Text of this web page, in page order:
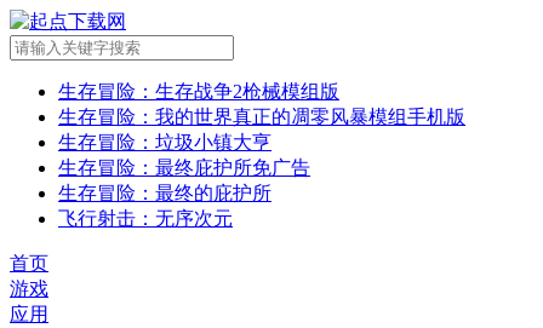
生存冒险 ：生存战争2枪械模组版
生存冒险 ：我的世界真正的凋零风暴模组手机版
生存冒险 ：垃圾小镇大亨
生存冒险 ：最终庇护所免广告
生存冒险 ：最终的庇护所
飞行射击 ：无序次元
首页
游戏
应用